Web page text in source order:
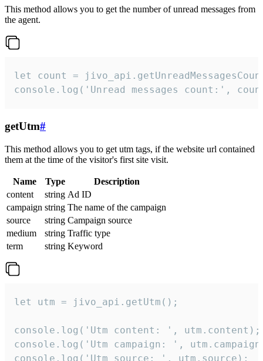
This method allows you to get the number of unread messages from
the agent.
let count =
console.log('Unread messages count:',
getUtm#
This method allows you to get utm tags, if the website url contained
them at the time of the visitor's first site visit.
Name Type
Description
content
string Ad ID
campaign string The name of the campaign
source
string Campaign source
medium
string Traffic type
term
string Keyword
let utm = jivo_api.getUtm();
console.log('Utm content: ', utm.content);
console.log('Utm campaign: ',
console.log('Utm source: ', utm.source);